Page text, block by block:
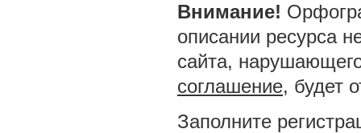
Внимание!
описании ресурса
сайта,
соглашение, будет
Заполните